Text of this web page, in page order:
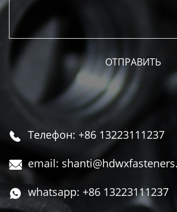
 Телефон: +86 13223111237
 email:
 whatsapp: +86 13223111237